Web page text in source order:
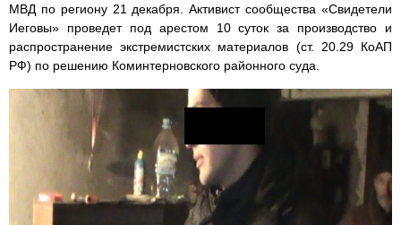
МВД по региону 21 декабря. Активист сообщества «Свидетели
Иеговы» проведет под арестом 10 суток за производство и
распространение экстремистских материалов (ст. 20.29 КоАП
РФ) по решению Коминтерновского районного суда.